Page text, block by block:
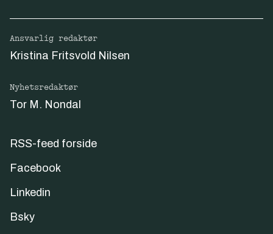
Ansvarlig redaktør
Kristina Fritsvold Nilsen
Nyhetsredaktør
Tor M. Nondal
RSS-feed forside
Facebook
Linkedin
Bsky